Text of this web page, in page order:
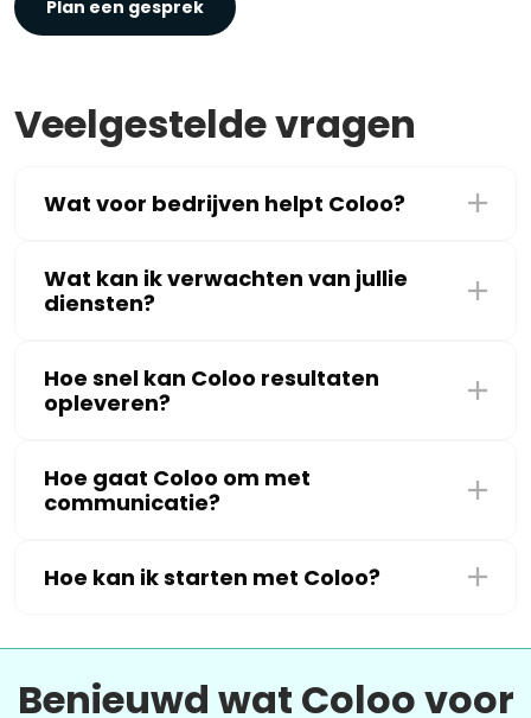
Plan een gesprek
Veelgestelde vragen
Wat voor bedrijven helpt Coloo?
Wat kan ik verwachten van jullie
diensten?
Hoe snel kan Coloo resultaten
opleveren?
Hoe gaat Coloo om met
communicatie?
Hoe kan ik starten met Coloo?
Benieuwd wat Coloo voor